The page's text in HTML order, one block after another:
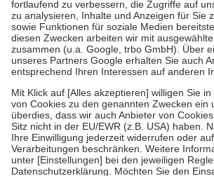
Diese Regeln gelten grundsätzlich auch für
Bei Heilmitteln und häuslicher Krankenpflege
Zuzahlung zehn Prozent der Kosten sowie
Verordnung.
Um das Engagement der Versicherten für ihre
stärken und die besondere Stellung der
fallenkeine Zuzahlungenan bei:
• Kindern und Jugendlichen bis zum
mit Ausnahme der Fahrkosten
• Untersuchungen zur Vorsorge und
GKV getragen werden
• empfohlenen Schutzimpfungen